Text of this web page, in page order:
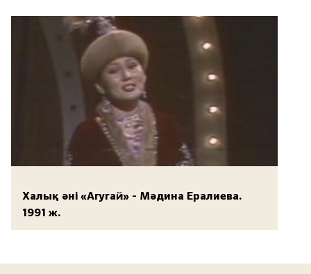
Халық әні «Агугай» - Мәдина Ералиева.
1991 ж.